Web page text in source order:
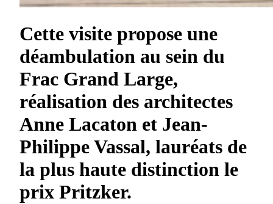
Cette visite propose une
déambulation au sein du
Frac Grand Large,
réalisation des architectes
Anne Lacaton et Jean-
Philippe Vassal, lauréats de
la plus haute distinction le
prix Pritzker.